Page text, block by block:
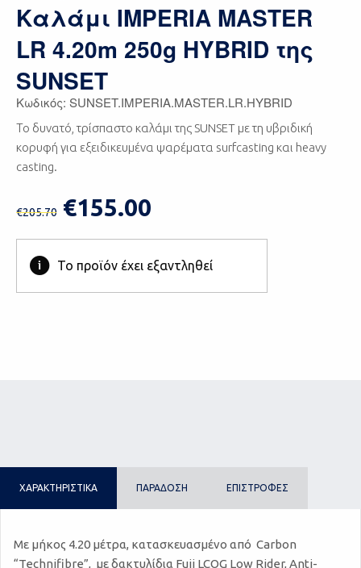
Καλάμι IMPERIA MASTER
LR 4.20m 250g HYBRID της
SUNSET
Κωδικός: SUNSET.IMPERIA.MASTER.LR.HYBRID
Το δυνατό, τρίσπαστο καλάμι της SUNSET με τη υβριδική
κορυφή για εξειδικευμένα ψαρέματα surfcasting και heavy
casting.
€205.70 €155.00
Το προϊόν έχει εξαντληθεί
ΧΑΡΑΚΤΗΡΙΣΤΙΚΑ ΠΑΡΑΔΟΣΗ ΕΠΙΣΤΡΟΦΕΣ
Με μήκος 4.20 μέτρα, κατασκευασμένο από Carbon
“Technifibre”, με δακτυλίδια Fuji LCOG Low Rider, Anti-